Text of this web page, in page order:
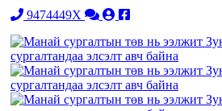
9474449X